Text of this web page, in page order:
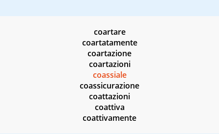
coartare
coartatamente
coartazione
coartazioni
coassiale
coassicurazione
coattazioni
coattiva
coattivamente